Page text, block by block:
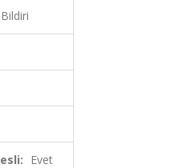
Evet